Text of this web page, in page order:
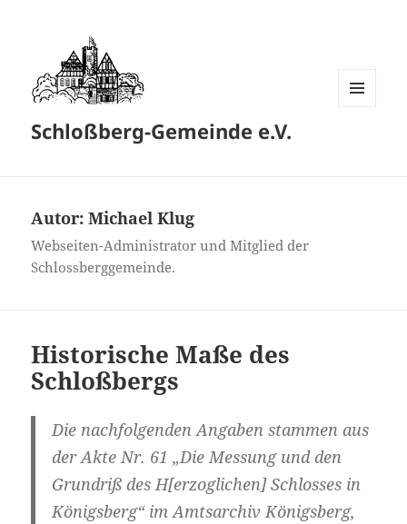
Schloßberg-Gemeinde e.V.
Autor:Michael Klug
Webseiten-Administrator und Mitglied der
Schlossberggemeinde.
Historische Maße des
Schloßbergs
Die nachfolgenden Angaben stammen aus
der Akte Nr. 61 „Die Messung und den
Grundriß des H[erzoglichen] Schlosses in
Königsberg“ im Amtsarchiv Königsberg,